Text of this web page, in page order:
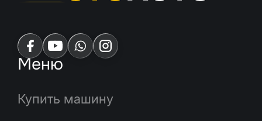
Меню
Купить машину